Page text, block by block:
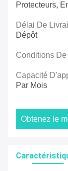
Protecteurs,
Délai De
Dépôt
Conditions
Capacité
Par Mois
Obtenez le